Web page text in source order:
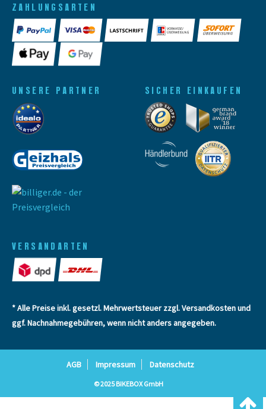
ZAHLUNGSARTEN
VERSANDARTEN
UNSERE PARTNER SICHER EINKAUFEN
* Alle Preise inkl. gesetzl. Mehrwertsteuer zzgl.Versandkostenund
ggf. Nachnahmegebühren, wenn nicht anders angegeben.
AGB Impressum Datenschutz
© 2025 BIKEBOX GmbH